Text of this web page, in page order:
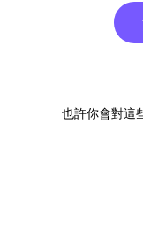
也許你會對這